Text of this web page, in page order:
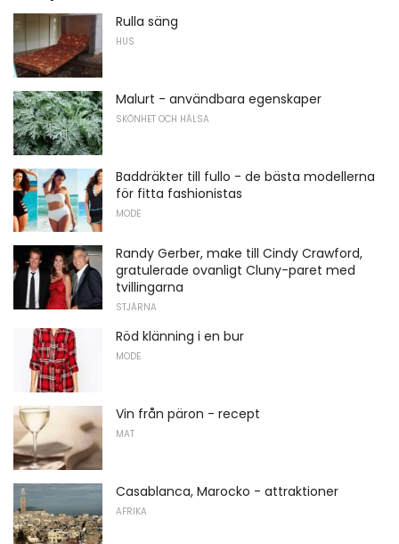
Rulla säng
HUS
Malurt - användbara egenskaper
SKÖNHET OCH HÄLSA
Baddräkter till fullo - de bästa modellerna
för fitta fashionistas
MODE
Randy Gerber, make till Cindy Crawford,
gratulerade ovanligt Cluny-paret med
tvillingarna
STJÄRNA
Röd klänning i en bur
MODE
Vin från päron - recept
MAT
Casablanca, Marocko - attraktioner
AFRIKA